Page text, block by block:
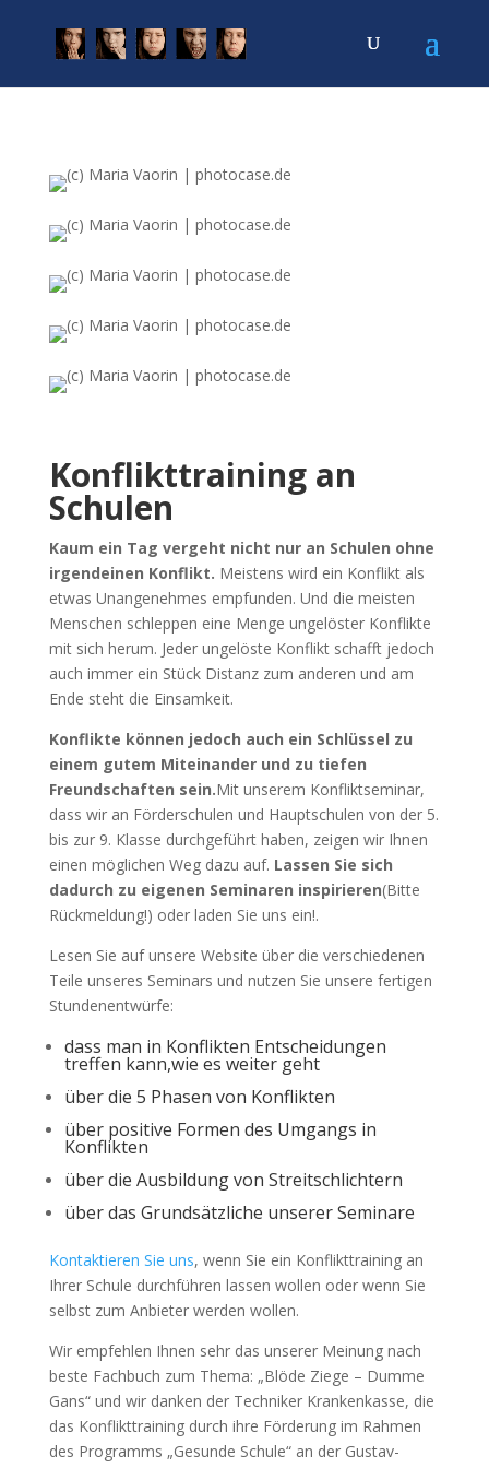
Konflikttraining an
Schulen
Kaum ein Tag vergeht nicht nur an Schulen ohne
irgendeinen Konflikt. Meistens wird ein Konflikt als
etwas Unangenehmes empfunden. Und die meisten
Menschen schleppen eine Menge ungelöster Konflikte
mit sich herum. Jeder ungelöste Konflikt schafft jedoch
auch immer ein Stück Distanz zum anderen und am
Ende steht die Einsamkeit.
Konflikte können jedoch auch ein Schlüssel zu
einem gutem Miteinander und zu tiefen
Freundschaften sein.Mit unserem Konfliktseminar,
dass wir an Förderschulen und Hauptschulen von der 5.
bis zur 9. Klasse durchgeführt haben, zeigen wir Ihnen
einen möglichen Weg dazu auf. Lassen Sie sich
dadurch zu eigenen Seminaren inspirieren(Bitte
Rückmeldung!) oder laden Sie uns ein!.
Lesen Sie auf unsere Website über die verschiedenen
Teile unseres Seminars und nutzen Sie unsere fertigen
Stundenentwürfe:
dass man in Konflikten Entscheidungen
treffen kann,wie es weiter geht
über die 5 Phasen von Konflikten
über positive Formen des Umgangs in
Konflikten
über die Ausbildung von Streitschlichtern
über das Grundsätzliche unserer Seminare
Kontaktieren Sie uns, wenn Sie ein Konflikttraining an
Ihrer Schule durchführen lassen wollen oder wenn Sie
selbst zum Anbieter werden wollen.
Wir empfehlen Ihnen sehr das unserer Meinung nach
beste Fachbuch zum Thema: „Blöde Ziege – Dumme
Gans“ und wir danken der Techniker Krankenkasse, die
das Konflikttraining durch ihre Förderung im Rahmen
des Programms „Gesunde Schule“ an der Gustav-